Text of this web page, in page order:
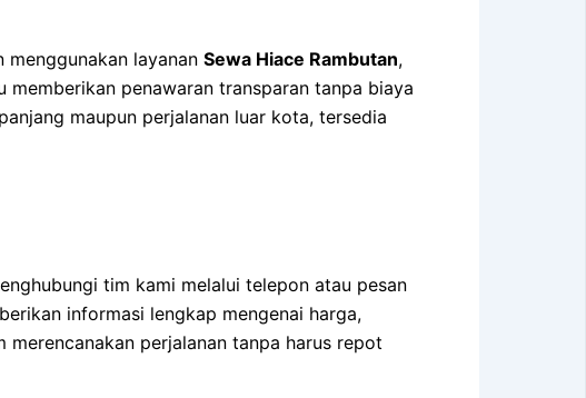
layanan Sewa Hiace Rambutan,
penawaran transparan tanpa biaya
maupun perjalanan luar kota, tersedia
tim kami melalui telepon atau pesan
informasi lengkap mengenai harga,
perjalanan tanpa harus repot